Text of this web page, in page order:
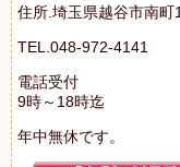
住所.埼玉県越谷市南町
TEL.048-972-4141
電話受付
9時～18時迄
年中無休です。